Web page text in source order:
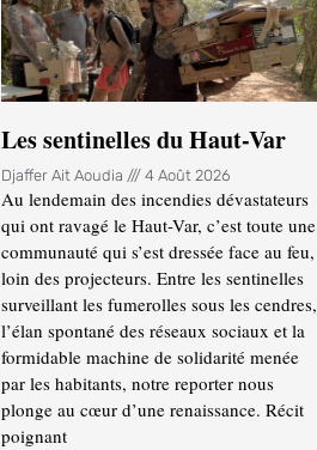
Les sentinelles du Haut-Var
Djaffer Ait Aoudia 4 Août 2026
Au lendemain des incendies dévastateurs
qui ont ravagé le Haut-Var, c’est toute une
communauté qui s’est dressée face au feu,
loin des projecteurs. Entre les sentinelles
surveillant les fumerolles sous les cendres,
l’élan spontané des réseaux sociaux et la
formidable machine de solidarité menée
par les habitants, notre reporter nous
plonge au cœur d’une renaissance. Récit
poignant